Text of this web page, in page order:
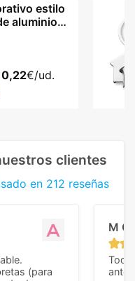
estilo
aluminio
0,22€/ud.
clientes
en 212 reseñas
(para
M C
Todo